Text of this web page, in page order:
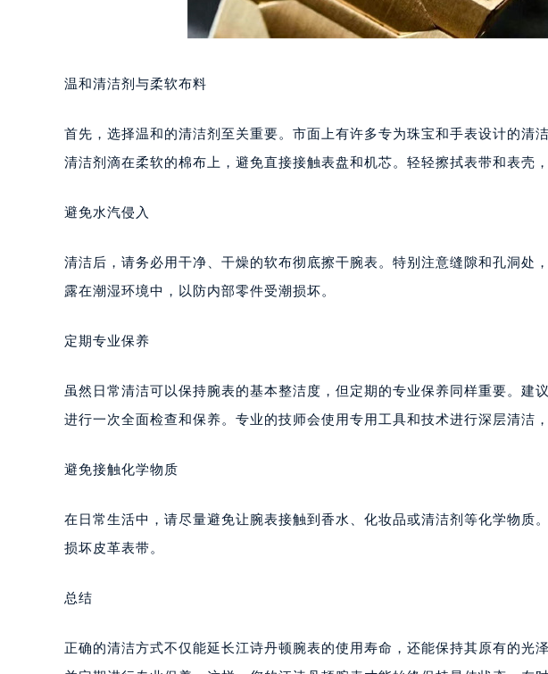
温和清洁剂与柔软布料
首先，选择温和的清洁剂至关重要。市面上有许多专为珠宝和手表设计的清
清洁剂滴在柔软的棉布上，避免直接接触表盘和机芯。轻轻擦拭表带和表壳
避免水汽侵入
清洁后，请务必用干净、干燥的软布彻底擦干腕表。特别注意缝隙和孔洞处
露在潮湿环境中，以防内部零件受潮损坏。
定期专业保养
虽然日常清洁可以保持腕表的基本整洁度，但定期的专业保养同样重要。建
进行一次全面检查和保养。专业的技师会使用专用工具和技术进行深层清洁
避免接触化学物质
在日常生活中，请尽量避免让腕表接触到香水、化妆品或清洁剂等化学物质
损坏皮革表带。
总结
正确的清洁方式不仅能延长江诗丹顿腕表的使用寿命，还能保持其原有的光